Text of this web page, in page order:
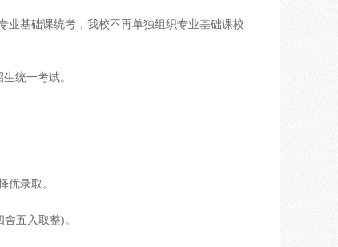
基础课统考，我校不再单独组织专业基础课校
统一考试。
录取。
五入取整)。